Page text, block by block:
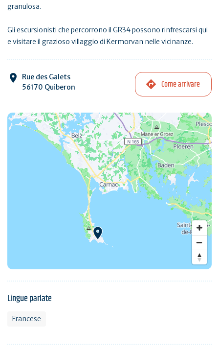
granulosa.
Gli escursionisti che percorrono il GR34 possono rinfrescarsi qui
e visitare il grazioso villaggio di Kermorvan nelle vicinanze.
Rue des Galets
56170 Quiberon
Come arrivare
Lingue parlate
Francese